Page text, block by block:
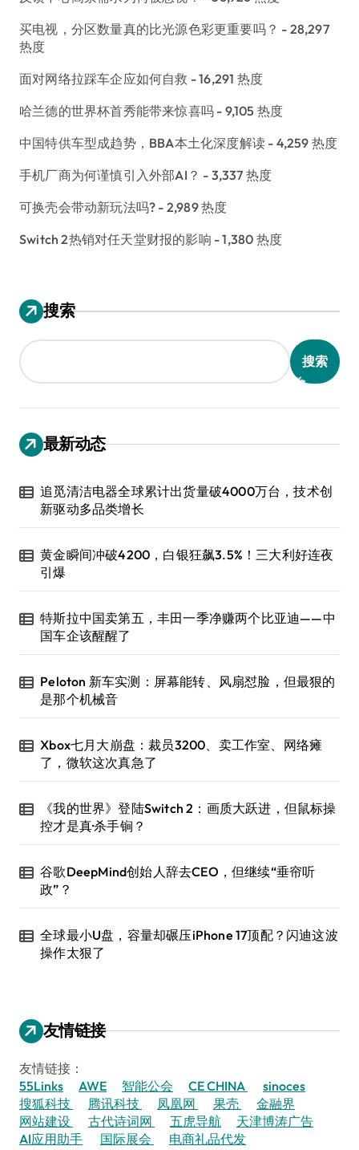
买电视，分区数量真的比光源色彩更重要吗？ - 28,297
热度
面对网络拉踩车企应如何自救 - 16,291 热度
哈兰德的世界杯首秀能带来惊喜吗 - 9,105 热度
中国特供车型成趋势，BBA本土化深度解读 - 4,259 热度
手机厂商为何谨慎引入外部AI？ - 3,337 热度
可换壳会带动新玩法吗? - 2,989 热度
Switch 2热销对任天堂财报的影响 - 1,380 热度
搜索
搜索
最新动态
追觅清洁电器全球累计出货量破4000万台，技术创
新驱动多品类增长
黄金瞬间冲破4200，白银狂飙3.5%！三大利好连夜
引爆
特斯拉中国卖第五，丰田一季净赚两个比亚迪——中
国车企该醒醒了
Peloton 新车实测：屏幕能转、风扇怼脸，但最狠的
是那个机械音
Xbox七月大崩盘：裁员3200、卖工作室、网络瘫
了，微软这次真急了
《我的世界》登陆Switch 2：画质大跃进，但鼠标操
控才是真·杀手锏？
谷歌DeepMind创始人辞去CEO，但继续“垂帘听
政”？
全球最小U盘，容量却碾压iPhone 17顶配？闪迪这波
操作太狠了
友情链接
友情链接：
55Links
AWE 智能公会 CE CHINA
sinoces
搜狐科技
腾讯科技 凤凰网 果壳
金融界
网站建设
古代诗词网 五虎导航
天津博涛广告
AI应用助手
国际展会
电商礼品代发